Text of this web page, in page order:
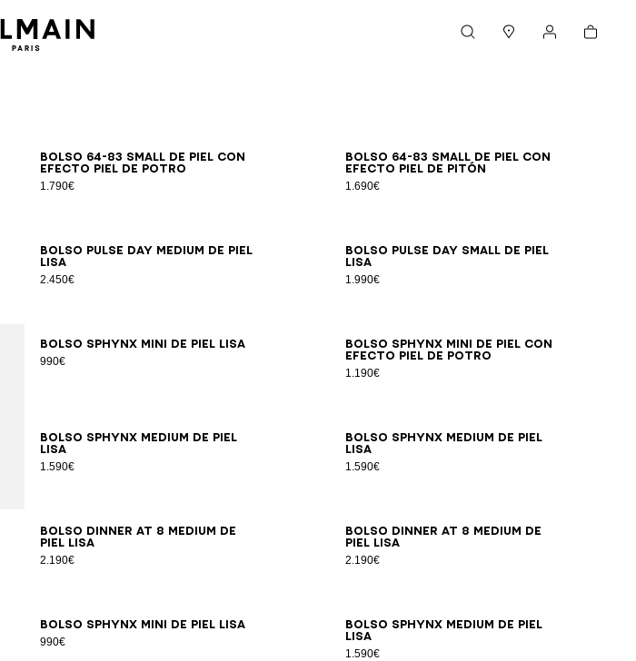
Cesta
Bolso 64-83 Small de piel con
efecto piel de potro
1.790€
Bolso 64-83 Small de piel con
efecto piel de pitón
1.690€
Bolso Pulse Day Medium de piel
lisa
2.450€
Bolso Pulse Day Small de piel
lisa
1.990€
Bolso SPHYNX Mini de piel lisa
990€
Bolso SPHYNX Mini de piel con
efecto piel de potro
1.190€
Bolso SPHYNX Medium de piel
lisa
1.590€
Bolso SPHYNX Medium de piel
lisa
1.590€
Bolso DINNER AT 8 Medium de
piel lisa
2.190€
Bolso DINNER AT 8 Medium de
piel lisa
2.190€
Bolso SPHYNX Mini de piel lisa
990€
Bolso SPHYNX Medium de piel
lisa
1.590€